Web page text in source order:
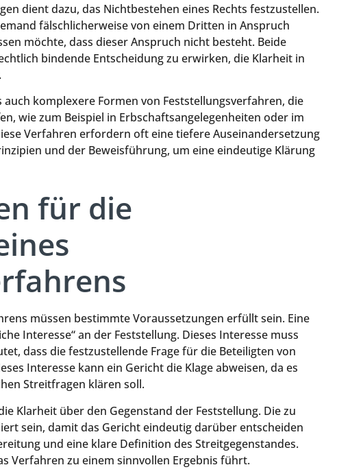
dient dazu, das Nichtbestehen eines Rechts festzustellen.
fälschlicherweise von einem Dritten in Anspruch
möchte, dass dieser Anspruch nicht besteht. Beide
bindende Entscheidung zu erwirken, die Klarheit in
komplexere Formen von Feststellungsverfahren, die
wie zum Beispiel in Erbschaftsangelegenheiten oder im
Verfahren erfordern oft eine tiefere Auseinandersetzung
und der Beweisführung, um eine eindeutige Klärung
für die
müssen bestimmte Voraussetzungen erfüllt sein. Eine
Interesse“ an der Feststellung. Dieses Interesse muss
dass die festzustellende Frage für die Beteiligten von
Interesse kann ein Gericht die Klage abweisen, da es
Streitfragen klären soll.
Klarheit über den Gegenstand der Feststellung. Die zu
sein, damit das Gericht eindeutig darüber entscheiden
und eine klare Definition des Streitgegenstandes.
Verfahren zu einem sinnvollen Ergebnis führt.